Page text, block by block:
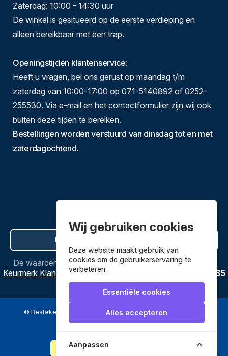
Zaterdag: 10:00 - 14:30 uur
De winkel is gesitueerd op de eerste verdieping en
alleen bereikbaar met een trap.
Openingstijden klantenservice:
Heeft u vragen, bel ons gerust op maandag t/m
zaterdag van 10:00-17:00 op 071-5140892 of 0252-
255530. Via e-mail en het contactformulier zijn wij ook
buiten deze tijden te bereiken.
Bestellingen worden verstuurd van dinsdag tot en met
zaterdagochtend.
Hier de overeenkomst ontbinden
De waardering vanBestekenpannen.nlbijWebwinkel
Keurmerk Klantbeoordelingen
3635
reviews.
© Bestekenpannen.nl 2026 een webshop van
Wij gebruiken cookies
Deze website maakt gebruik van
cookies om de gebruikerservaring te
verbeteren.
Essentiële cookies
Alles accepteren
Aanpassen